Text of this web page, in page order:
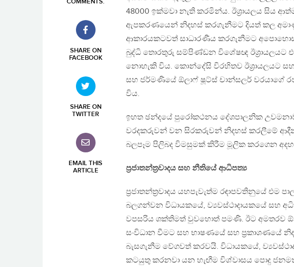
COMMENTS.
SHARE ON
FACEBOOK
SHARE ON
TWITTER
EMAIL THIS
ARTICLE
48000 ඉක්මවා නැති කරමින්ය. ඊශ්‍රායලය සිය
ඇපකරණයෙන් නිදහස් කරගැනීමට දියත් කල
ආකාරයකටවත් සාධාරණීය කරගැනීමට
බුද්ධි තොරතුරු සම්පිණ්ඩන විශේෂඥ ඊශ්‍රායලයට
නොහැකි විය. කොන්දේසි විරහිතව ඊශ්‍රායලයට
සහ ජර්මණි‍යේ ඕලාෆ් ෂූට්ස් චාන්සලර් වරයාගේ
විය.
ඉහත ඡ‌න්දයේ පුරෝකථනය දේශපාලනික
වරදකරුවන් වන සිරකරුවන් නිදහස් කරලීමේ ආදීනව,
බලපෑම පිලිබද විමසුමක් කිරීම මූලික කරගෙන
ප්‍රජාතන්ත්‍රවාදය සහ නීතියේ ආධිපත්‍ය
ප්‍රජාතන්ත්‍රවාදය යහපැවැත්ම රඳාපවතිනුයේ එම
බලගන්වන විධායකයේ, ව්‍යවස්ථාදායකයේ සහ
වපසරිය ශක්තිමත් වුවහොත් පමණි. ඊට අමතරව
සංවිධාන වීමට සහ භාෂණයේ සහ ප්‍රකාශණයේ
බැසගැනීම වේගවත් කරවයි. විධායකයේ,
කටයුතු කරනවා යන හැඟීම විශ්වාසය පොදු